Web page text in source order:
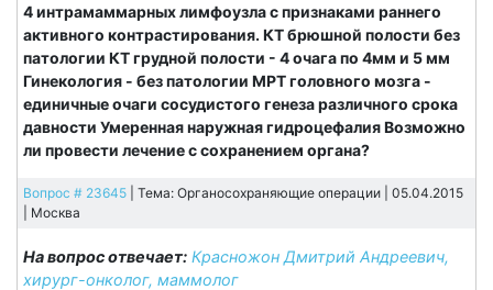
4 интрамаммарных лимфоузла с признаками раннего
активного контрастирования. КТ брюшной полости без
патологии КТ грудной полости - 4 очага по 4мм и 5 мм
Гинекология - без патологии МРТ головного мозга -
единичные очаги сосудистого генеза различного срока
давности Умеренная наружная гидроцефалия Возможно
ли провести лечение с сохранением органа?
Вопрос # 23645 | Тема: Органосохраняющие операции | 05.04.2015
Москва
На вопрос отвечает: Красножон Дмитрий Андреевич,
хирург-онколог, маммолог